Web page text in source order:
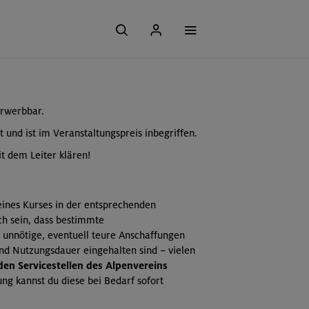
und ist im Veranstaltungspreis inbegriffen.
dem Leiter klären!
Kurses in der entsprechenden
sein, dass bestimmte
eventuell teure Anschaffungen
Nutzungsdauer eingehalten sind – vielen
Servicestellen des Alpenvereins
kannst du diese bei Bedarf sofort